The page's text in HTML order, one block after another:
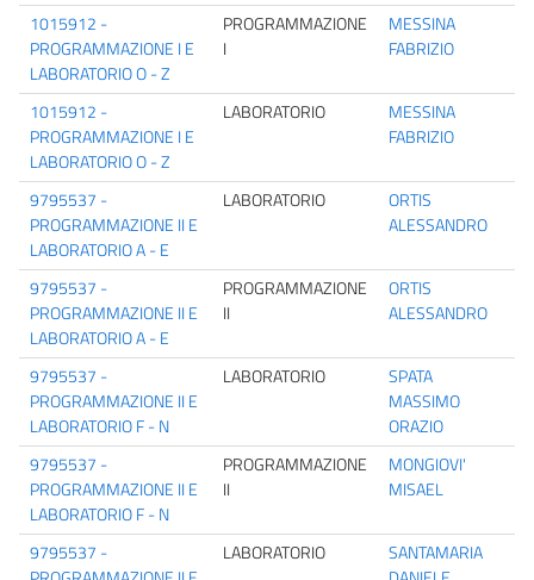
1015912 -
PROGRAMMAZIONE I E
LABORATORIO O - Z
PROGRAMMAZIONE
I
MESSINA
FABRIZIO
1015912 -
PROGRAMMAZIONE I E
LABORATORIO O - Z
LABORATORIO
MESSINA
FABRIZIO
9795537 -
PROGRAMMAZIONE II E
LABORATORIO A - E
LABORATORIO
ORTIS
ALESSANDRO
9795537 -
PROGRAMMAZIONE II E
LABORATORIO A - E
PROGRAMMAZIONE
II
ORTIS
ALESSANDRO
9795537 -
PROGRAMMAZIONE II E
LABORATORIO F - N
LABORATORIO
SPATA
MASSIMO
ORAZIO
9795537 -
PROGRAMMAZIONE II E
LABORATORIO F - N
PROGRAMMAZIONE
II
MONGIOVI'
MISAEL
9795537 -
LABORATORIO
SANTAMARIA